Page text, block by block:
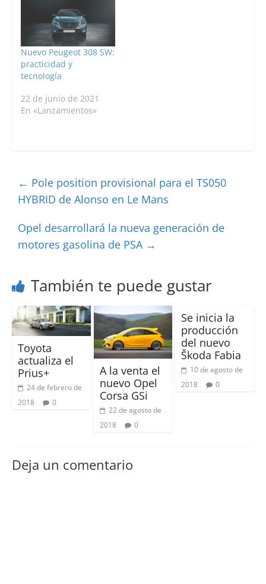
Nuevo Peugeot 308 SW:
practicidad y
tecnología
22 de junio de 2021
En «Lanzamientos»
← Pole position provisional para el TS050
HYBRID de Alonso en Le Mans
Opel desarrollará la nueva generación de
motores gasolina de PSA →
También te puede gustar
Toyota
actualiza el
Prius+
24 de febrero de
2018
0
A la venta el
nuevo Opel
Corsa GSi
22 de agosto de
2018
0
Se inicia la
producción
del nuevo
Škoda Fabia
10 de agosto de
2018
0
Deja un comentario